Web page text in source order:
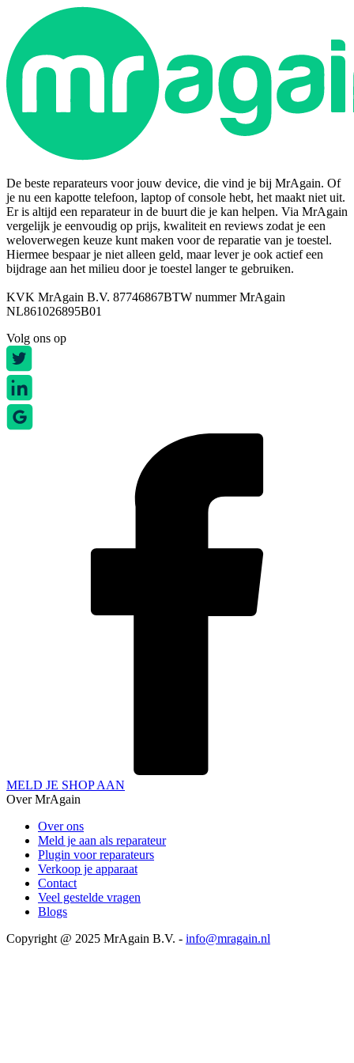
De beste reparateurs voor jouw device, die vind je bij MrAgain. Of
je nu een kapotte telefoon, laptop of console hebt, het maakt niet uit.
Er is altijd een reparateur in de buurt die je kan helpen. Via MrAgain
vergelijk je eenvoudig op prijs, kwaliteit en reviews zodat je een
weloverwegen keuze kunt maken voor de reparatie van je toestel.
Hiermee bespaar je niet alleen geld, maar lever je ook actief een
bijdrage aan het milieu door je toestel langer te gebruiken.
KVK MrAgain B.V. 87746867BTW nummer MrAgain
NL861026895B01
Volg ons op
MELD JE SHOP AAN
Over MrAgain
Over ons
Meld je aan als reparateur
Plugin voor reparateurs
Verkoop je apparaat
Contact
Veel gestelde vragen
Blogs
Copyright @ 2025 MrAgain B.V. - info@mragain.nl